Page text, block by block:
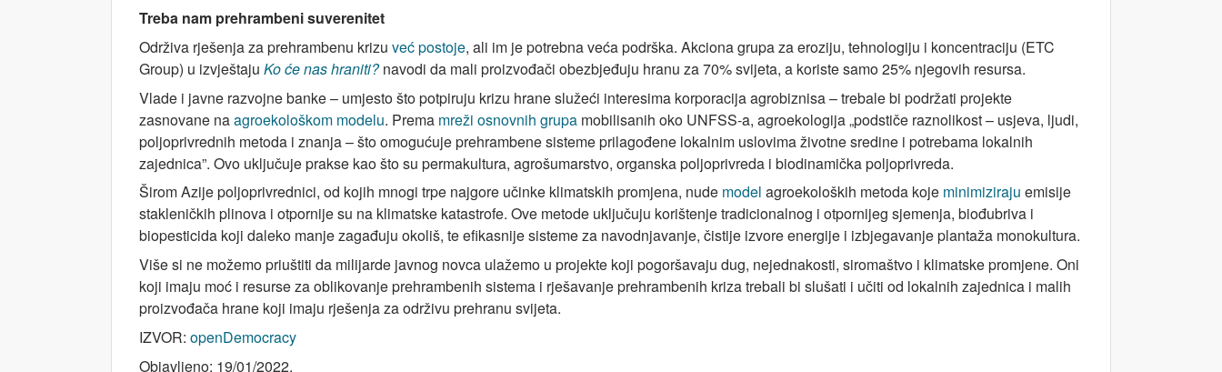
Treba nam prehrambeni suverenitet
Održiva rješenja za prehrambenu krizu već postoje, ali im je potrebna veća podrška. Akciona grupa za eroziju, tehnologiju i koncentraciju (ETC
Group) u izvještaju Ko će nas hraniti?navodi da mali proizvođači obezbjeđuju hranu za 70% svijeta, a koriste samo 25% njegovih resursa.
Vlade i javne razvojne banke – umjesto što potpiruju krizu hrane služeći interesima korporacija agrobiznisa – trebale bi podržati projekte
zasnovane naagroekološkom modelu. Prema mreži osnovnih grupa mobilisanih oko UNFSS-a, agroekologija „podstiče raznolikost – usjeva, ljudi,
poljoprivrednih metoda i znanja – što omogućuje prehrambene sisteme prilagođene lokalnim uslovima životne sredine i potrebama lokalnih
zajednica”. Ovo uključuje prakse kao što su permakultura, agrošumarstvo, organska poljoprivreda i biodinamička poljoprivreda.
Širom Azije poljoprivrednici, od kojih mnogi trpe najgore učinke klimatskih promjena, nude model agroekoloških metoda koje minimiziraju emisije
stakleničkih plinova i otpornije su na klimatske katastrofe. Ove metode uključuju korištenje tradicionalnog i otpornijeg sjemenja, biođubriva i
biopesticida koji daleko manje zagađuju okoliš, te efikasnije sisteme za navodnjavanje, čistije izvore energije i izbjegavanje plantaža monokultura.
Više si ne možemo priuštiti da milijarde javnog novca ulažemo u projekte koji pogoršavaju dug, nejednakosti, siromaštvo i klimatske promjene. Oni
koji imaju moć i resurse za oblikovanje prehrambenih sistema i rješavanje prehrambenih kriza trebali bi slušati i učiti od lokalnih zajednica i malih
proizvođača hrane koji imaju rješenja za održivu prehranu svijeta.
IZVOR: openDemocracy
Objavljeno: 19/01/2022.